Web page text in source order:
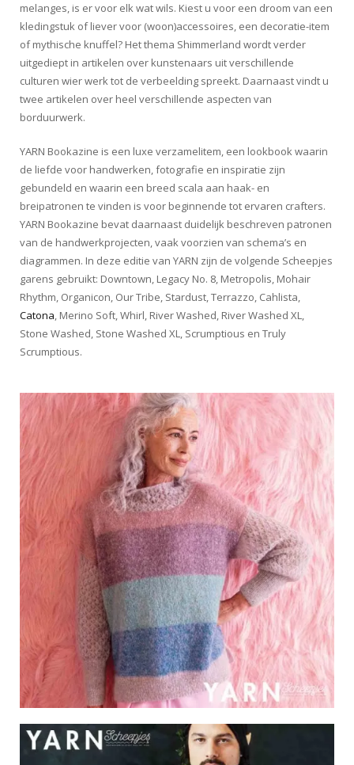
melanges, is er voor elk wat wils. Kiest u voor een droom van een
kledingstuk of liever voor (woon)accessoires, een decoratie-item
of mythische knuffel? Het thema Shimmerland wordt verder
uitgediept in artikelen over kunstenaars uit verschillende
culturen wier werk tot de verbeelding spreekt. Daarnaast vindt u
twee artikelen over heel verschillende aspecten van
borduurwerk.
YARN Bookazine is een luxe verzamelitem, een lookbook waarin
de liefde voor handwerken, fotografie en inspiratie zijn
gebundeld en waarin een breed scala aan haak- en
breipatronen te vinden is voor beginnende tot ervaren crafters.
YARN Bookazine bevat daarnaast duidelijk beschreven patronen
van de handwerkprojecten, vaak voorzien van schema’s en
diagrammen. In deze editie van YARN zijn de volgende Scheepjes
garens gebruikt: Downtown, Legacy No. 8, Metropolis, Mohair
Rhythm, Organicon, Our Tribe, Stardust, Terrazzo, Cahlista,
Catona, Merino Soft, Whirl, River Washed, River Washed XL,
Stone Washed, Stone Washed XL, Scrumptious en Truly
Scrumptious.